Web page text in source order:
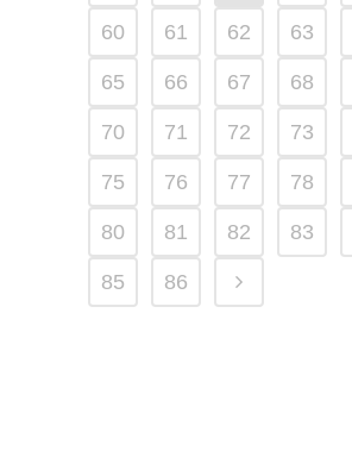
60 61 62 63
65 66 67 68
70 71 72 73
75 76 77 78
80 81 82 83
85 86